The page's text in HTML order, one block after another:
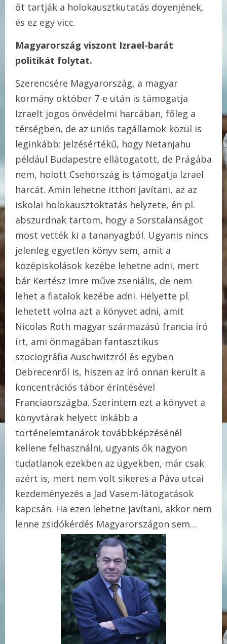
őt tartják a holokausztkutatás doyenjének,
és ez egy vicc.
Magyarország viszont Izrael-barát
politikát folytat.
Szerencsére Magyarország, a magyar
kormány október 7-e után is támogatja
Izraelt jogos önvédelmi harcában, főleg a
térségben, de az uniós tagállamok közül is
leginkább: jelzésértékű, hogy Netanjahu
például Budapestre ellátogatott, de Prágába
nem, holott Csehország is támogatja Izrael
harcát. Amin lehetne itthon javítani, az az
iskolai holokausztoktatás helyzete, én pl.
abszurdnak tartom, hogy a Sorstalanságot
most vették ki a tananyagból. Ugyanis nincs
jelenleg egyetlen könyv sem, amit a
középiskolások kezébe lehetne adni, mert
bár Kertész Imre műve zseniális, de nem
lehet a fiatalok kezébe adni. Helyette pl.
lehetett volna azt a könyvet adni, amit
Nicolas Roth magyar származású francia író
írt, ami önmagában fantasztikus
szociográfia Auschwitzról és egyben
Debrecenről is, hiszen az író onnan került a
koncentrációs tábor érintésével
Franciaországba. Szerintem ezt a könyvet a
könyvtárak helyett inkább a
történelemtanárok továbbképzésénél
kellene felhasználni, ugyanis ők nagyon
tudatlanok ezekben az ügyekben, már csak
azért is, mert nem volt sikeres a Páva utcai
kezdeményezés a Jad Vasem-látogatások
kapcsán. Ha ezen lehetne javítani, akkor nem
lenne zsidókérdés Magyarországon sem…